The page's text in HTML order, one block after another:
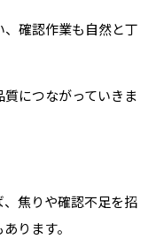
確認作業も自然と丁
につながっていきま
焦りや確認不足を招
ります。